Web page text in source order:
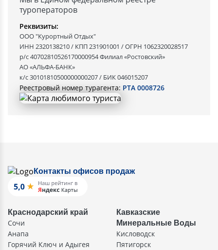
туроператоров
Реквизиты:
ООО "Курортный Отдых"
ИНН 2320138210 / КПП 231901001 / ОГРН 1062320028517
р/с 40702810526170000954 Филиал «Ростовский»
АО «АЛЬФА-БАНК»
к/с 30101810500000000207 / БИК 046015207
Реестровый номер турагента: РТА 0008726
Контакты офисов продаж
Краснодарский край
Сочи
Анапа
Горячий Ключ и Адыгея
Кавказские
Минеральные Воды
Кисловодск
Пятигорск